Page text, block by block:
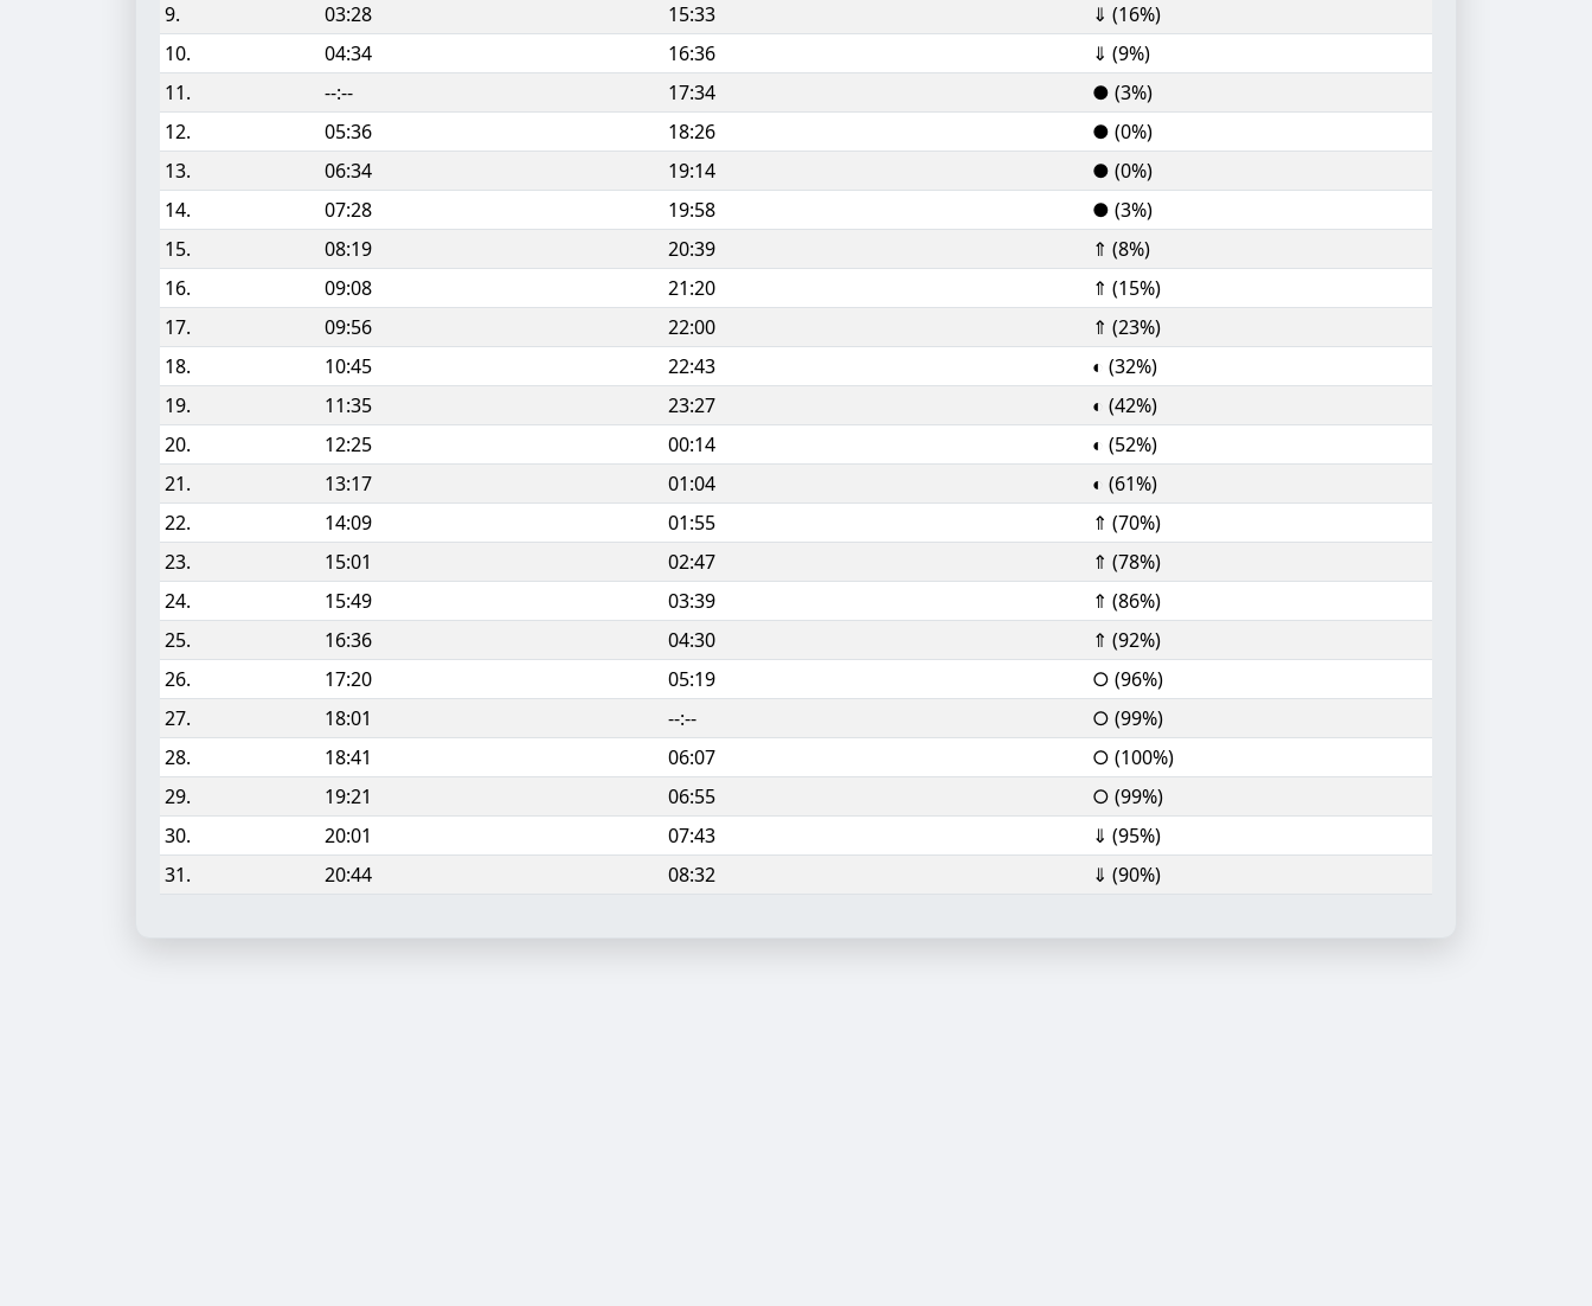
9.
03:28 15:33
⇓ (16%)
10.
04:34 16:36
⇓ (9%)
11.
--:-- 17:34
● (3%)
12.
05:36 18:26
● (0%)
13.
06:34 19:14
● (0%)
14.
07:28 19:58
● (3%)
15.
08:19 20:39
⇑ (8%)
16.
09:08 21:20
⇑ (15%)
17.
09:56 22:00
⇑ (23%)
18.
10:45 22:43
◐ (32%)
19.
11:35 23:27
◐ (42%)
20.
12:25 00:14
◐ (52%)
21.
13:17 01:04
◐ (61%)
22.
14:09 01:55
⇑ (70%)
23.
15:01 02:47
⇑ (78%)
24.
15:49 03:39
⇑ (86%)
25.
16:36 04:30
⇑ (92%)
26.
17:20 05:19
○ (96%)
27.
18:01 --:--
○ (99%)
28.
18:41 06:07
○ (100%)
29.
19:21 06:55
○ (99%)
30.
20:01 07:43
⇓ (95%)
31.
20:44 08:32 ⇓ (90%)